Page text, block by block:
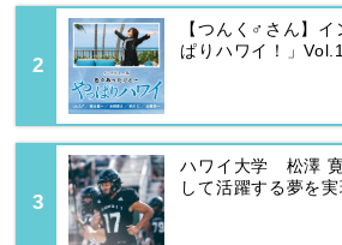
【つんく♂さん】
ぱりハワイ！」
ハワイ大学 松澤
して活躍する夢を